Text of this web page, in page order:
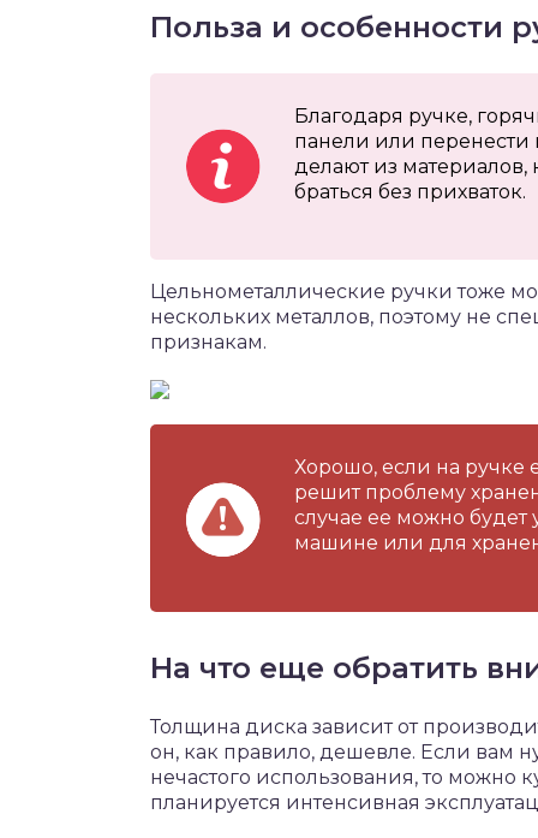
Польза и особенности
Благодаря ручке,
панели или перенести
делают из материалов,
браться без прихваток.
Цельнометаллические ручки тоже
нескольких металлов, поэтому не
признакам.
Хорошо, если на ручке
решит проблему
случае ее можно
машине или для
На что еще обратить
Толщина диска зависит от
он, как правило, дешевле. Если вам
нечастого использования, то можно
планируется интенсивная